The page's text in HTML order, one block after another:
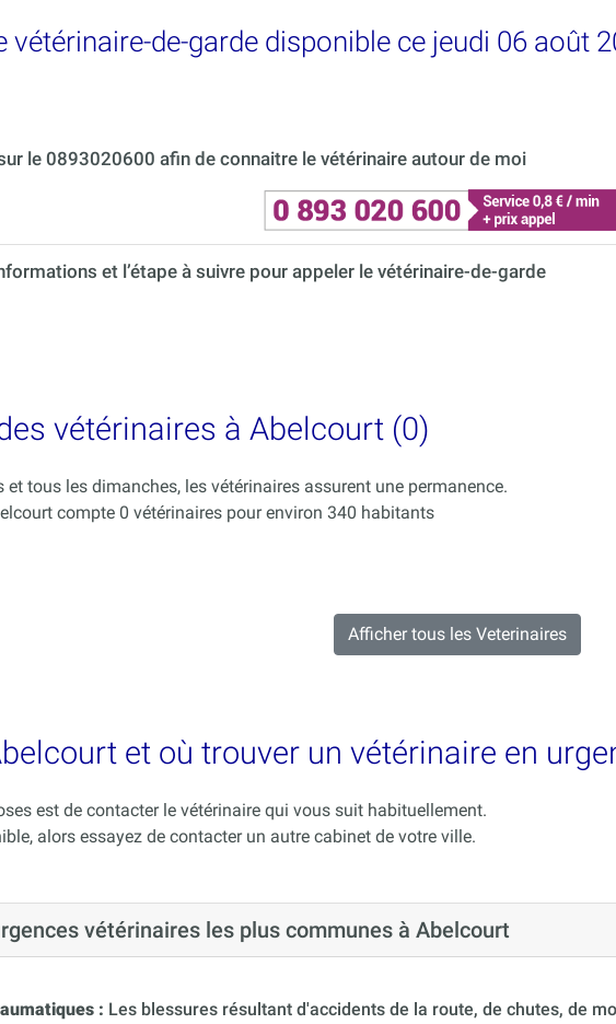
vétérinaire-de-garde disponible ce jeudi 06 août
le 0893020600 afin de connaitre le vétérinaire autour de moi
et l’étape à suivre pour appeler le vétérinaire-de-garde
vétérinaires à Abelcourt (0)
et tous les dimanches, les vétérinaires assurent une permanence.
compte 0 vétérinaires pour environ 340 habitants
Afficher tous les Veterinaires
et où trouver un vétérinaire en
est de contacter le vétérinaire qui vous suit habituellement.
alors essayez de contacter un autre cabinet de votre ville.
vétérinaires les plus communes à Abelcourt
: Les blessures résultant d'accidents de la route, de chutes, de